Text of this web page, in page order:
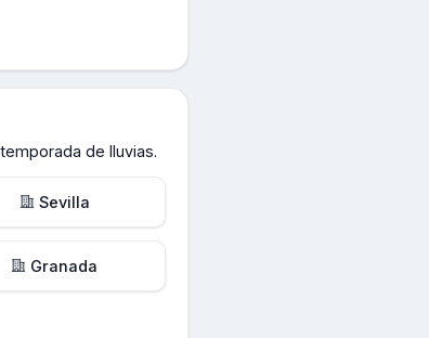
de lluvias.
Sevilla
Granada